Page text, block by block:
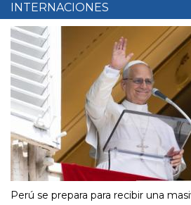
INTERNACIONES
Perú se prepara para recibir una